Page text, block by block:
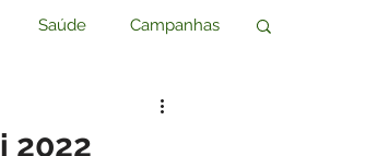
Saúde Campanhas
Cultura e Esporte
2022